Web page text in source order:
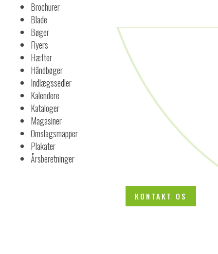
Brochurer
Blade
Bøger
Flyers
Hæfter
Håndbøger
Indlægssedler
Kalendere
Kataloger
Magasiner
Omslagsmapper
Plakater
Årsberetninger
KONTAKT OS